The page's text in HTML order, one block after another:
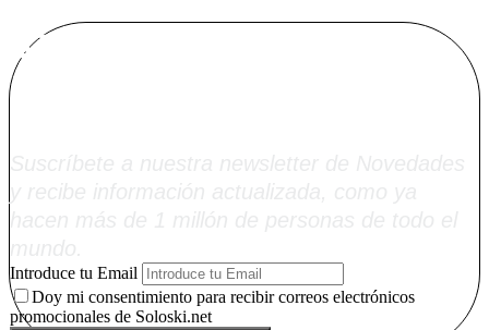
Alta Boletín
Introduce tu Email
Doy mi consentimiento para recibir correos electrónicos
promocionales de Soloski.net